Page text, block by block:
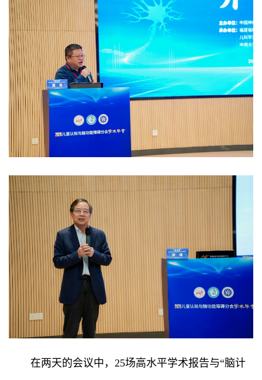
在两天的会议中，25场高水平学术报告与“脑计